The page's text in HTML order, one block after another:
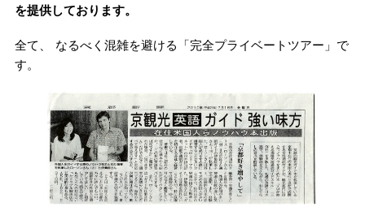
を提供しております。
全て、 なるべく混雑を避ける「完全プライベートツアー」で
す。